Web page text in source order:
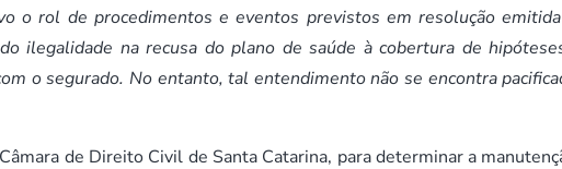
o rol de procedimentos e eventos previstos em resolução
ilegalidade na recusa do plano de saúde à cobertura de
o segurado. No entanto, tal entendimento não se encontra
de Direito Civil de Santa Catarina, para determinar a